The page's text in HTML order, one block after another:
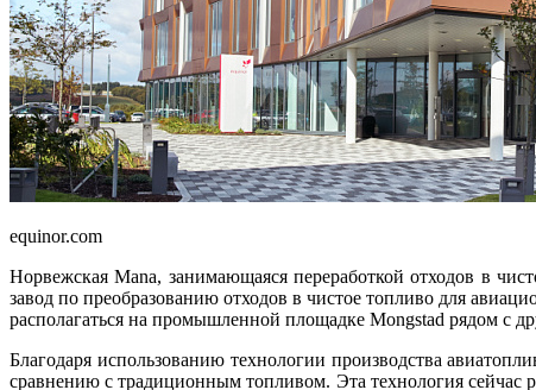
equinor.com
Норвежская Mana, занимающаяся переработкой отходов в
завод по преобразованию отходов в чистое топливо для
располагаться на промышленной площадке Mongstad рядом с
Благодаря использованию технологии производства
сравнению с традиционным топливом. Эта технология сейчас